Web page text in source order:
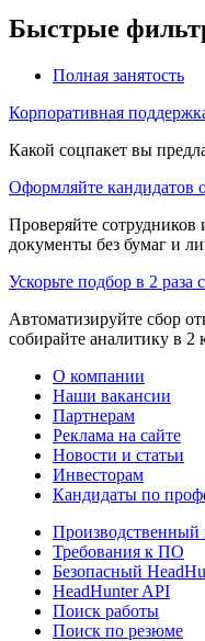
Быстрые
Полная занятость
Корпоративная
Какой соцпакет вы
Оформляйте кандидатов
Проверяйте
документы без бумаг и
Ускорьте подбор в 2 раза
Автоматизируйте сбор
собирайте аналитику в 2
О компании
Наши вакансии
Партнерам
Реклама на сайте
Новости и статьи
Инвесторам
Кандидаты по
Производственный
Требования к ПО
Безопасный
HeadHunter API
Поиск работы
Поиск по резюме